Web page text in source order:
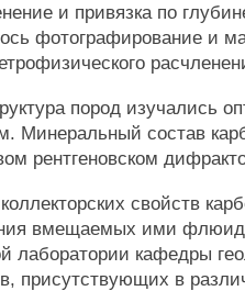
и привязка по
фотографирование и
пород изучались
Минеральный состав
рентгеновском
свойств
вмещаемых ими
лаборатории кафедры
присутствующих в